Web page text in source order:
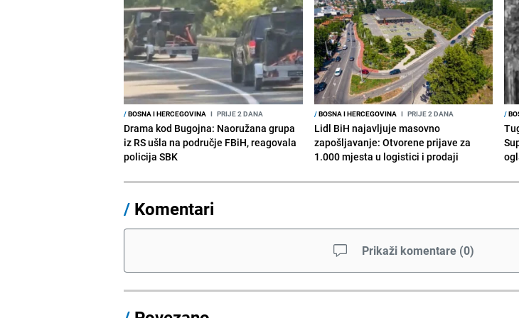
/BOSNA I HERCEGOVINA I PRIJE 2 DANA
Drama kod Bugojna: Naoružana grupa
iz RS ušla na područje FBiH, reagovala
policija SBK
/BOSNA I HERCEGOVINA I PRIJE 2 DANA
Lidl BiH najavljuje masovno
zapošljavanje: Otvorene prijave za
1.000 mjesta u logistici i prodaji
/
/ Komentari
Prikaži komentare (0)